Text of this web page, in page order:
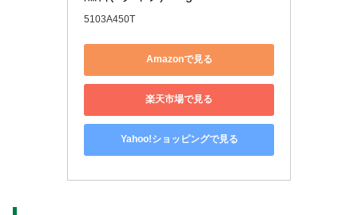
5103A450T
Amazonで見る
楽天市場で見る
Yahoo!ショッピングで見る